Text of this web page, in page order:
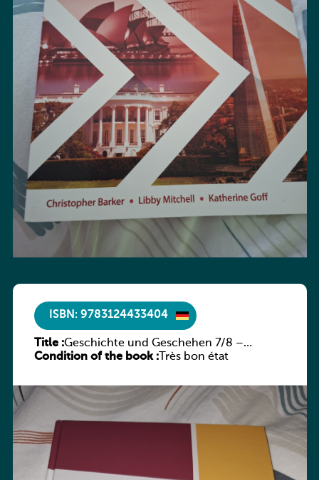
ISBN: 9783124433404
Title :Geschichte und Geschehen 7/8 –
Rheinland-Pfalz
Condition of the book :Très bon état